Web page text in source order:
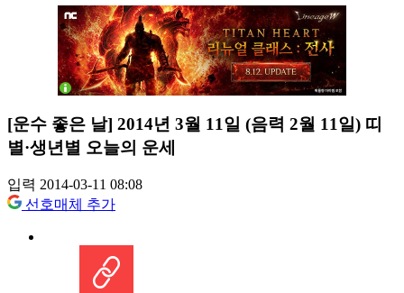
[운수 좋은 날] 2014년 3월 11일 (음력 2월 11일) 띠
별·생년별 오늘의 운세
입력 2014-03-11 08:08
선호매체 추가